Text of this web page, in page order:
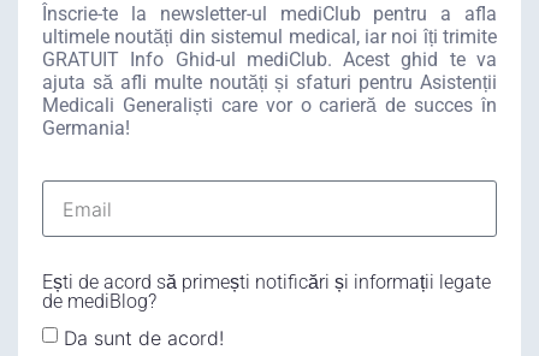
Înscrie-te la newsletter-ul mediClub pentru a afla
ultimele noutăți din sistemul medical, iar noi îți trimite
GRATUIT Info Ghid-ul mediClub. Acest ghid te va
ajuta să afli multe noutăți și sfaturi pentru Asistenții
Medicali Generaliști care vor o carieră de succes în
Germania!
Ești de acord să primești notificări și informații legate
de mediBlog?
Da sunt de acord!